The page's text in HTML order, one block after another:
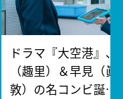
ドラマ『大空港』、
（趣里）＆早見（眞
敦）の名コンビ誕…